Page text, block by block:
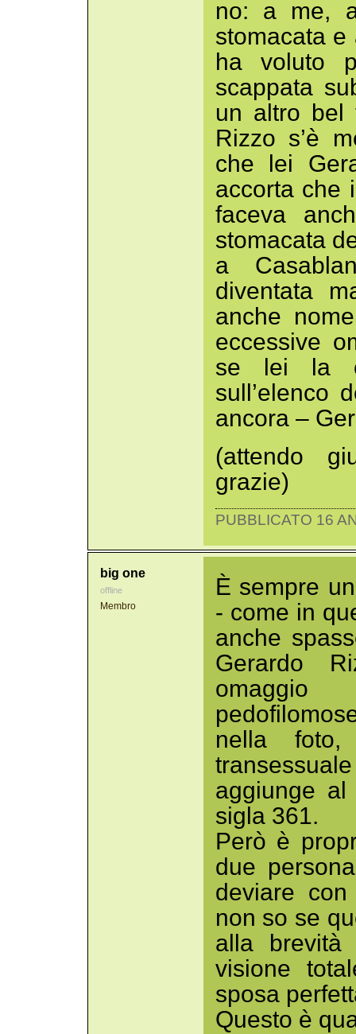
no: a me,
stomacata
ha voluto
scappata
un altro bel
Rizzo s’è
che lei
accorta che
faceva
stomacata
a
diventata
anche
eccessive
se lei la
sull’elenco
ancora –
(attendo
grazie)
PUBBLICATO 16
big one
offline
Membro
È sempre
- come in
anche
Gerardo
nella
aggiunge
sigla 361.
Però è
due
deviare
non so se
alla
visione
sposa
Questo è